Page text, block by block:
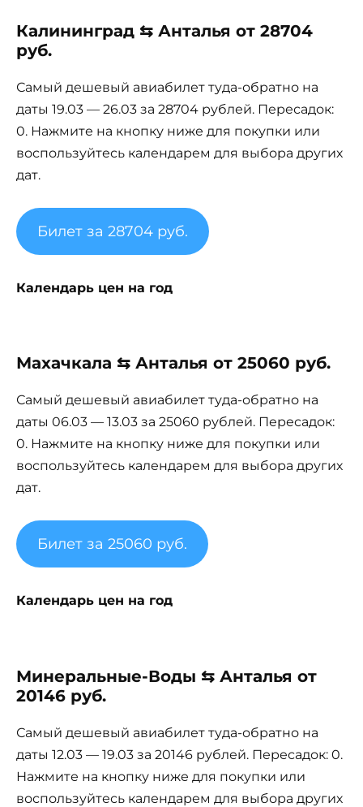
Калининград ⇆ Анталья от 28704
руб.
Самый дешевый авиабилет туда-обратно на
даты 19.03 — 26.03 за 28704 рублей. Пересадок:
0. Нажмите на кнопку ниже для покупки или
воспользуйтесь календарем для выбора других
дат.
Билет за 28704 руб.
Календарь цен на год
Махачкала ⇆ Анталья от 25060 руб.
Самый дешевый авиабилет туда-обратно на
даты 06.03 — 13.03 за 25060 рублей. Пересадок:
0. Нажмите на кнопку ниже для покупки или
воспользуйтесь календарем для выбора других
дат.
Билет за 25060 руб.
Календарь цен на год
Минеральные-Воды ⇆ Анталья от
20146 руб.
Самый дешевый авиабилет туда-обратно на
даты 12.03 — 19.03 за 20146 рублей. Пересадок: 0.
Нажмите на кнопку ниже для покупки или
воспользуйтесь календарем для выбора других